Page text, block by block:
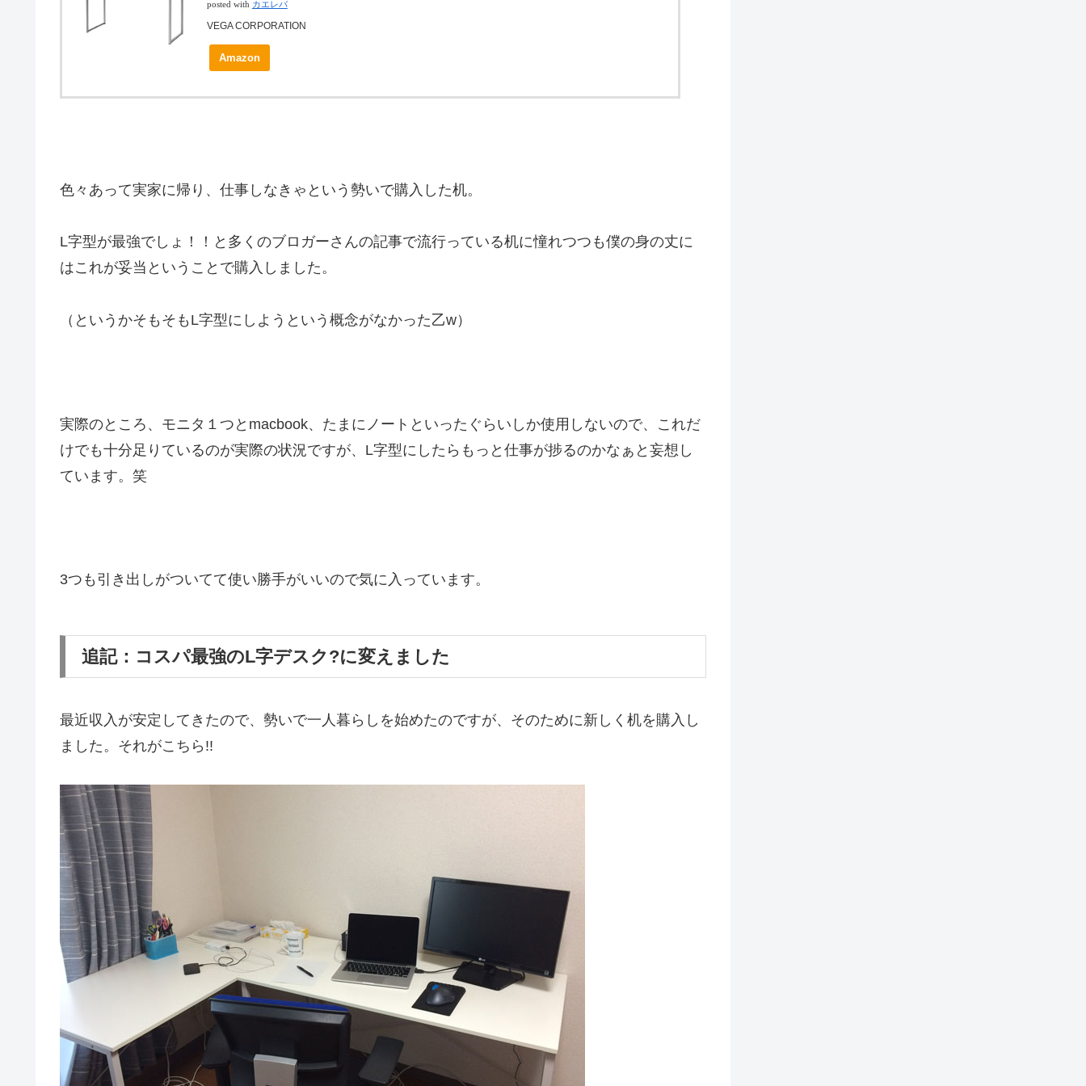
posted with カエレバ
VEGA CORPORATION
Amazon
色々あって実家に帰り、仕事しなきゃという勢いで購入した机。
L字型が最強でしょ！！と多くのブロガーさんの記事で流行っている机に憧れつつも僕の身の丈に
はこれが妥当ということで購入しました。
（というかそもそもL字型にしようという概念がなかった乙w）
実際のところ、モニタ１つとmacbook、たまにノートといったぐらいしか使用しないので、これだ
けでも十分足りているのが実際の状況ですが、L字型にしたらもっと仕事が捗るのかなぁと妄想し
ています。笑
3つも引き出しがついてて使い勝手がいいので気に入っています。
追記：コスパ最強のL字デスク?に変えました
最近収入が安定してきたので、勢いで一人暮らしを始めたのですが、そのために新しく机を購入し
ました。それがこちら!!